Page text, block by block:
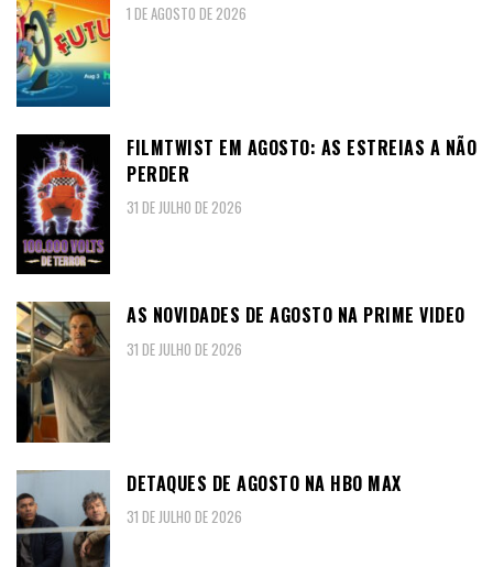
1 DE AGOSTO DE 2026
FILMTWIST EM AGOSTO: AS ESTREIAS A NÃO
PERDER
31 DE JULHO DE 2026
AS NOVIDADES DE AGOSTO NA PRIME VIDEO
31 DE JULHO DE 2026
DETAQUES DE AGOSTO NA HBO MAX
31 DE JULHO DE 2026